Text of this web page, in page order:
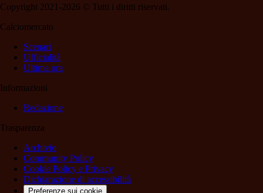
Copyright 2021-2026 © Tutti i diritti riservati.
Calciomercato
Scenari
Ufficialità
Ultima ora
Informazioni
Redazione
Trasparenza
Archivio
Community Policy
Cookie Policy e Privacy
Dichiarazione di accessibilità
Preferenze sui cookie